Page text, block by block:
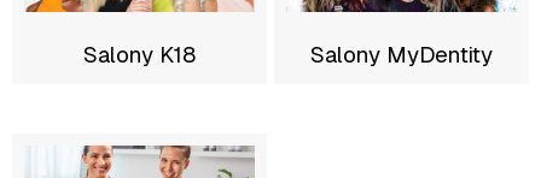
Salony K18 Salony MyDentity